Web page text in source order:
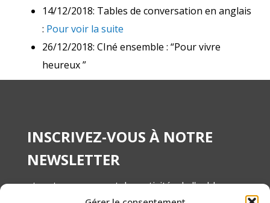
14/12/2018: Tables de conversation en anglais
: Pour voir la suite
26/12/2018: CIné ensemble : “Pour vivre
heureux ”
INSCRIVEZ-VOUS À NOTRE
NEWSLETTER
et restez au courant des activités de l'asbl